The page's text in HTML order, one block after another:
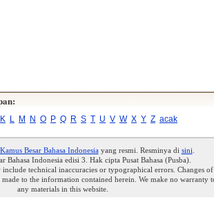
K L M N O P Q R S T U V W X Y Z acak
Kamus Besar Bahasa Indonesiayang resmi. Resminya di sini
Bahasa Indonesia edisi 3. Hak cipta Pusat Bahasa (Pusba).
technical inaccuracies or typographical errors. Changes of
to the information contained herein. We make no warranty
any materials in this website.